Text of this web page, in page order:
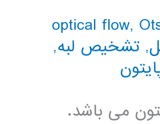
optical flow,
, تشخیص لبه,
می باشد.